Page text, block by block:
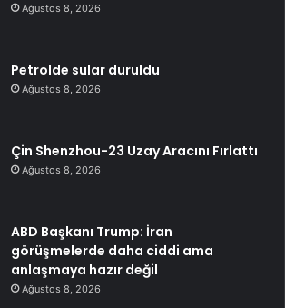
Ağustos 8, 2026
Petrolde sular duruldu
Ağustos 8, 2026
Çin Shenzhou-23 Uzay Aracını Fırlattı
Ağustos 8, 2026
ABD Başkanı Trump: İran
görüşmelerde daha ciddi ama
anlaşmaya hazır değil
Ağustos 8, 2026